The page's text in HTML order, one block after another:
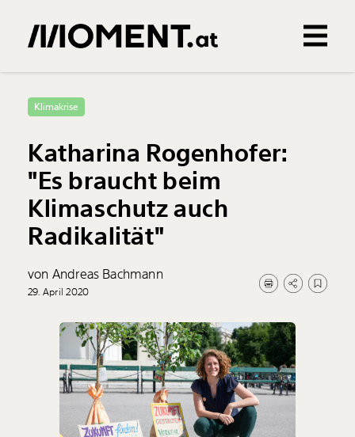
0Treffer
Klimakrise
Katharina Rogenhofer:
"Es braucht beim
Klimaschutz auch
Radikalität"
von Andreas Bachmann
29. April 2020